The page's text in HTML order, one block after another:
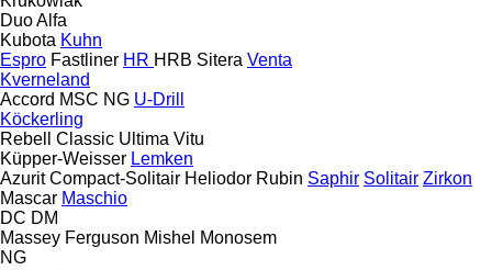
Duo Alfa
Kubota Kuhn
Espro Fastliner HR HRB Sitera Venta
Kverneland
Accord MSC NG U-Drill
Köckerling
Rebell Classic Ultima Vitu
Küpper-Weisser Lemken
Azurit Compact-Solitair Heliodor Rubin Saphir Solitair Zirkon
Mascar Maschio
DC DM
Massey Ferguson Mishel Monosem
NG